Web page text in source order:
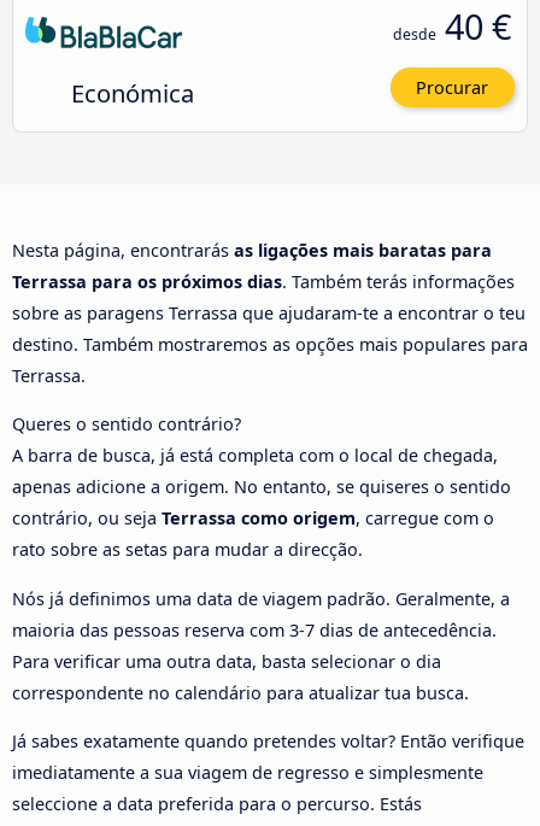
Económica
desde 40 €
Procurar
Nesta página, encontrarás as ligações mais baratas para
Terrassa para os próximos dias. Também terás informações
sobre as paragens Terrassa que ajudaram-te a encontrar o teu
destino. Também mostraremos as opções mais populares para
Terrassa.
Queres o sentido contrário?
A barra de busca, já está completa com o local de chegada,
apenas adicione a origem. No entanto, se quiseres o sentido
contrário, ou seja Terrassa como origem, carregue com o
rato sobre as setas para mudar a direcção.
Nós já definimos uma data de viagem padrão. Geralmente, a
maioria das pessoas reserva com 3-7 dias de antecedência.
Para verificar uma outra data, basta selecionar o dia
correspondente no calendário para atualizar tua busca.
Já sabes exatamente quando pretendes voltar? Então verifique
imediatamente a sua viagem de regresso e simplesmente
seleccione a data preferida para o percurso. Estás